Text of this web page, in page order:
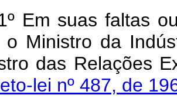
Em suas faltas
o Ministro da
das
lei nº 487, de